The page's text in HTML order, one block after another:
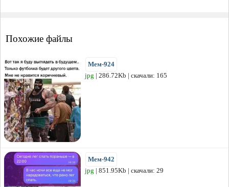
Похожие файлы
Мем-924
jpg | 286.72Kb | скачали: 165
Мем-942
jpg | 851.95Kb | скачали: 29